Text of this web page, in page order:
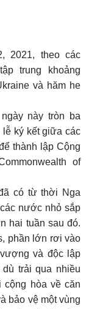
2021, theo các
trung khoảng
và hăm he
này tròn ba
ký kết giữa các
thành lập Cộng
of
có từ thời Nga
nước nhỏ sắp
hai tuần sau đó.
phần lớn rơi vào
và độc lập
trải qua nhiều
hòa về căn
bảo vệ một vùng